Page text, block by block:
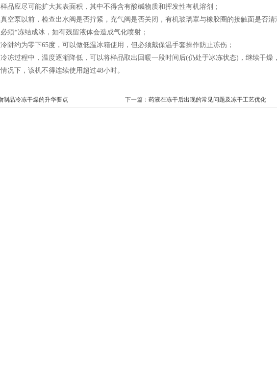
应尽可能扩大其表面积，其中不得含有酸碱物质和挥发性有机溶剂；
泵以前，检查出水阀是否拧紧，充气阀是否关闭，有机玻璃罩与橡胶圈的接触面是否清
*冻结成冰，如有残留液体会造成气化喷射；
约为零下65度，可以做低温冰箱使用，但必须戴保温手套操作防止冻伤；
过程中，温度逐渐降低，可以将样品取出回暖一段时间后(仍处于冰冻状态)，继续干燥
下，该机不得连续使用超过48小时。
制品冷冻干燥的升华要点 下一篇： 药液在冻干后出现的常见问题及冻干工艺优化